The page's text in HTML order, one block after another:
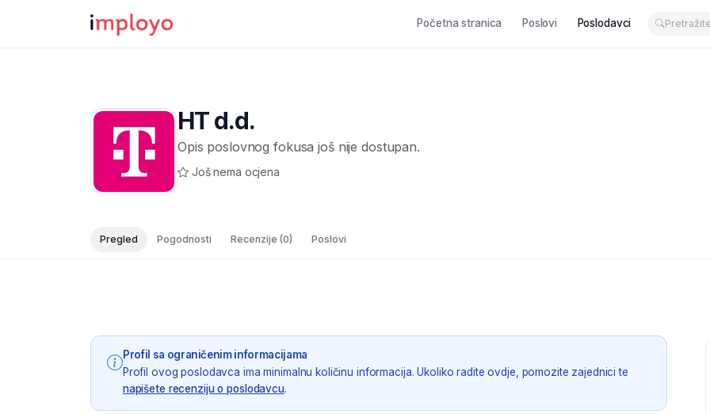
Početna stranica Poslovi Poslodavci
HT d.d.
Opis poslovnog fokusa još nije dostupan.
Još nema ocjena
Pregled Pogodnosti Recenzije (0) Poslovi
Profil sa ograničenim informacijama
Profil ovog poslodavca ima minimalnu količinu informacija. Ukoliko radite ovdje, pomozite zajednici te
napišete recenziju o poslodavcu.